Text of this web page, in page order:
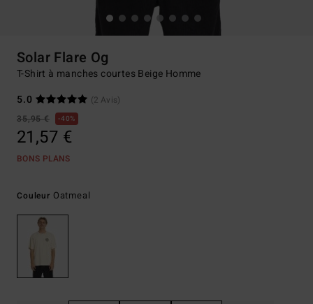
Solar Flare Og
T-Shirt à manches courtes Beige Homme
5.0
(2 Avis)
35,95 €
40%
21,57 €
BONS PLANS
Couleur Oatmeal